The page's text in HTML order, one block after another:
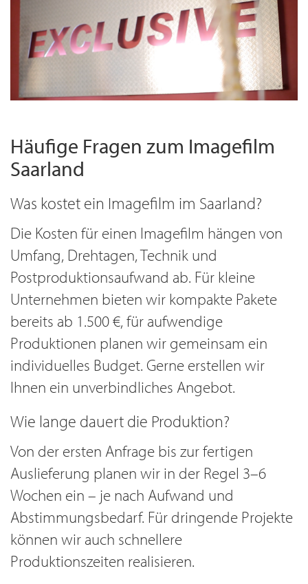
Häufige Fragen zum Imagefilm
Saarland
Was kostet ein Imagefilm im Saarland?
Die Kosten für einen Imagefilm hängen von
Umfang, Drehtagen, Technik und
Postproduktionsaufwand ab. Für kleine
Unternehmen bieten wir kompakte Pakete
bereits ab 1.500 €, für aufwendige
Produktionen planen wir gemeinsam ein
individuelles Budget. Gerne erstellen wir
Ihnen ein unverbindliches Angebot.
Wie lange dauert die Produktion?
Von der ersten Anfrage bis zur fertigen
Auslieferung planen wir in der Regel 3–6
Wochen ein – je nach Aufwand und
Abstimmungsbedarf. Für dringende Projekte
können wir auch schnellere
Produktionszeiten realisieren.